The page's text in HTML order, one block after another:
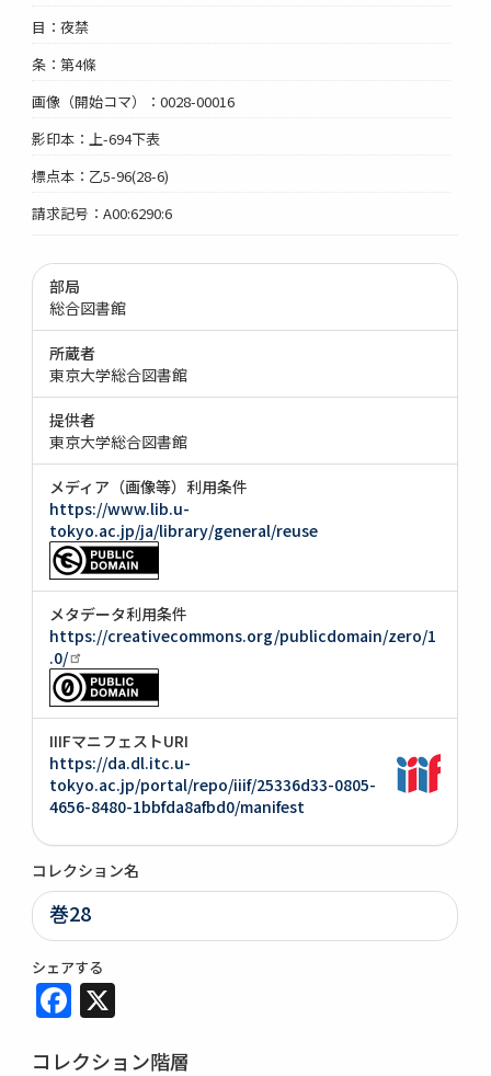
目：夜禁
条：第4條
画像（開始コマ）：0028-00016
影印本：上-694下表
標点本：乙5-96(28-6)
請求記号：A00:6290:6
部局
総合図書館
所蔵者
東京大学総合図書館
提供者
東京大学総合図書館
メディア（画像等）利用条件
https://www.lib.u-
tokyo.ac.jp/ja/library/general/reuse
メタデータ利用条件
https://creativecommons.org/publicdomain/zero/1
.0/
IIIFマニフェストURI
https://da.dl.itc.u-
tokyo.ac.jp/portal/repo/iiif/25336d33-0805-
4656-8480-1bbfda8afbd0/manifest
コレクション名
巻28
シェアする
Facebook
コレクション階層